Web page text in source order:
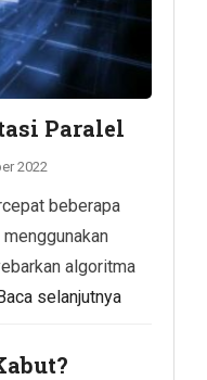
Paralel
2022
beberapa
algoritma
selanjutnya